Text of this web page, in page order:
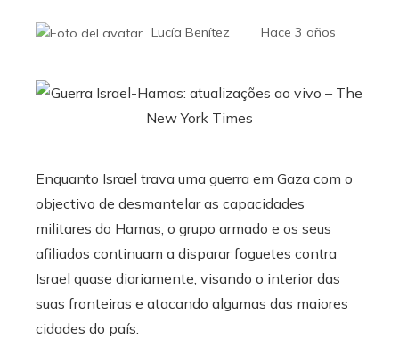
Lucía Benítez Hace 3 años
Enquanto Israel trava uma guerra em Gaza com o
objectivo de desmantelar as capacidades
militares do Hamas, o grupo armado e os seus
afiliados continuam a disparar foguetes contra
Israel quase diariamente, visando o interior das
suas fronteiras e atacando algumas das maiores
cidades do país.